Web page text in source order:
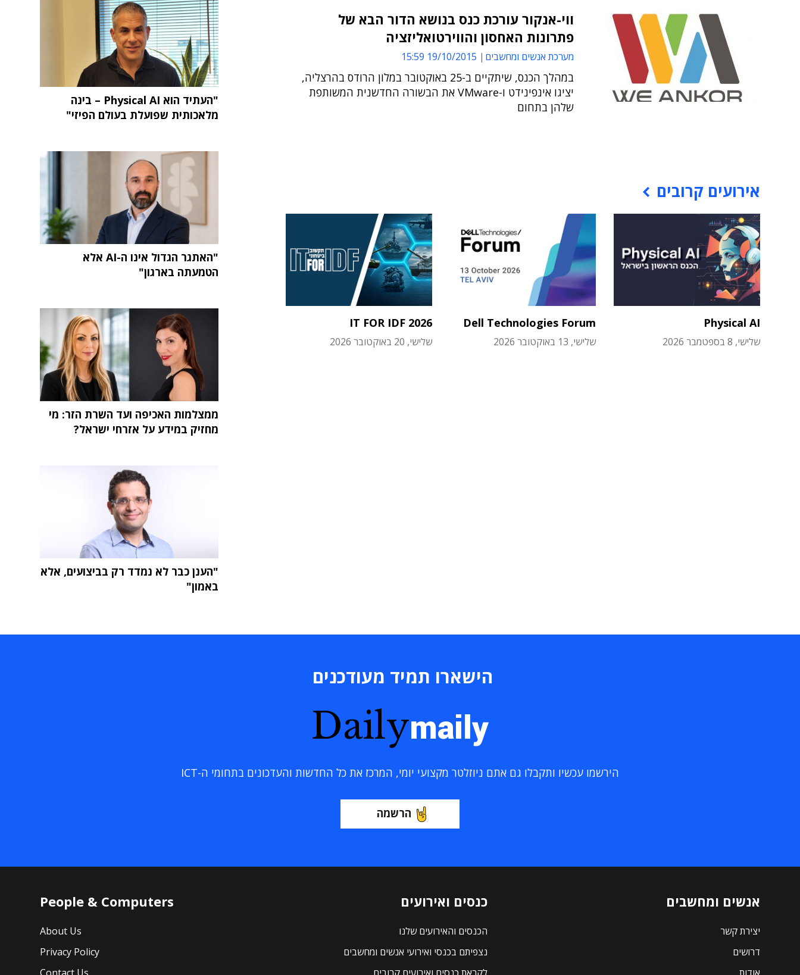
ווי-אנקור עורכת כנס בנושא הדור הבא של
פתרונות האחסון והווירטואליזציה
מערכת אנשים ומחשבים 19/10/2015 15:59
במהלך הכנס, שיתקיים ב-25 באוקטובר במלון הרודס בהרצליה,
יציגו אינפינידט ו-VMware את הבשורה החדשנית המשותפת
שלהן בתחום
אירועים קרובים
Physical AI
שלישי, 8 בספטמבר 2026
Dell Technologies Forum
שלישי, 13 באוקטובר 2026
IT FOR IDF 2026
שלישי, 20 באוקטובר 2026
"העתיד הוא Physical AI – בינה
מלאכותית שפועלת בעולם הפיזי"
"האתגר הגדול אינו ה-AI אלא
הטמעתה בארגון"
ממצלמות האכיפה ועד השרת הזר: מי
מחזיק במידע על אזרחי ישראל?
"הענן כבר לא נמדד רק בביצועים, אלא
באמון"
הישארו תמיד מעודכנים
Dailymaily
הירשמו עכשיו ותקבלו גם אתם ניוזלטר מקצועי יומי, המרכז את כל החדשות והעדכונים בתחומי ה-ICT
הרשמה
אנשים ומחשבים
יצירת קשר
דרושים
כנסים ואירועים
הכנסים והאירועים שלנו
נצפיתם בכנסי ואירועי אנשים ומחשבים
People & Computers
About Us
Privacy Policy